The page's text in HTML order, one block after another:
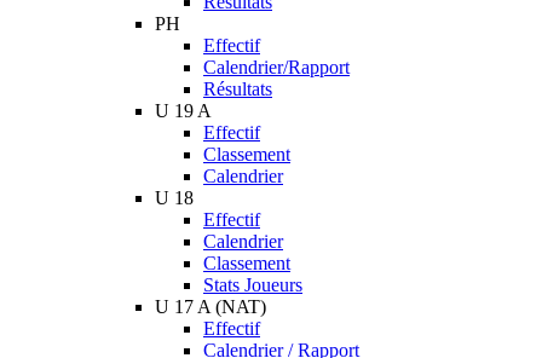
PH
Effectif
Calendrier/Rapport
Résultats
U 19 A
Effectif
Classement
Calendrier
U 18
Effectif
Calendrier
Classement
Stats Joueurs
U 17 A (NAT)
Effectif
Calendrier / Rapport